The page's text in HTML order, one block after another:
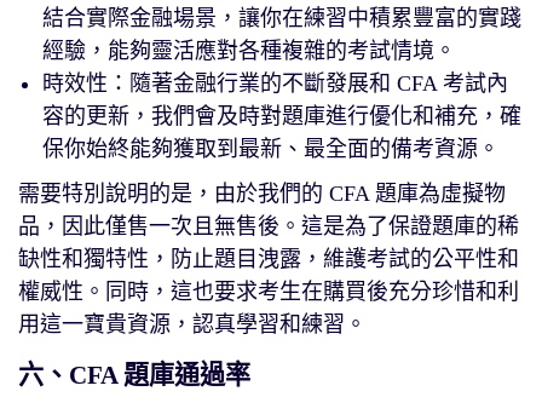
結合實際金融場景，讓你在練習中積累豐富的實踐
經驗，能夠靈活應對各種複雜的考試情境。
時效性：隨著金融行業的不斷發展和 CFA 考試內
容的更新，我們會及時對題庫進行優化和補充，確
保你始終能夠獲取到最新、最全面的備考資源。
需要特別說明的是，由於我們的 CFA 題庫為虛擬物
品，因此僅售一次且無售後。這是為了保證題庫的稀
缺性和獨特性，防止題目洩露，維護考試的公平性和
權威性。同時，這也要求考生在購買後充分珍惜和利
用這一寶貴資源，認真學習和練習。
六、CFA 題庫通過率